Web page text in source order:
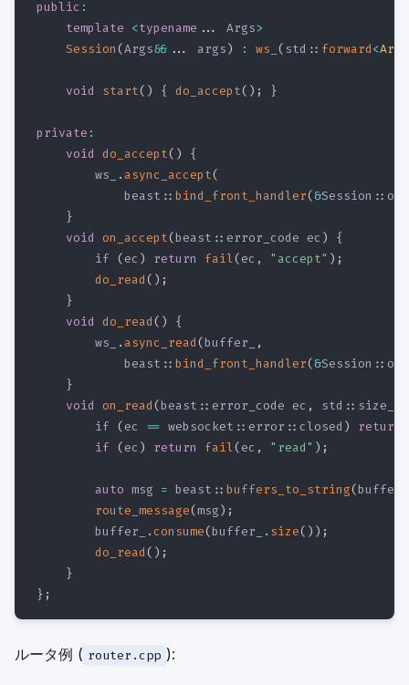
public :
template <typename ... Args>
Session(Args&& ... args) : ws_ ( std :: forward<Args
void start( ) { do_accept( ) ; }
private :
void do_accept( )
{
        ws_
. async_accept(
            beast
:: bind_front_handler(&Session ::
}
void on_accept(beast :: error_code ec )
{
if (ec ) return fail(ec , "accept" ) ;
do_read( ) ;
}
void do_read( )
{
        ws_
. async_read(buffer_
,
            beast
:: bind_front_handler(&Session ::
}
void on_read(beast :: error_code ec , std :: size_t
if (ec == websocket :: error :: closed ) return
if (ec ) return fail(ec , "read" ) ;
auto msg = beast :: buffers_to_string(buffer_
route_message(msg) ;
        buffer_
.consume(buffer_ . size( ) ) ;
do_read( ) ;
}
} ;
ルータ例 ( router.cpp ):